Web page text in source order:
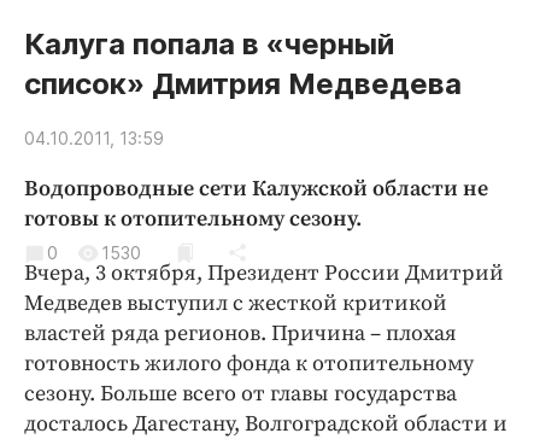
Новости компаний
Статьи
Народные новости
Благоустройство
Криминал
Культура
Недвижимость и ЖКХ
Образование
Общество
Погода
Калуга попала в «черный
список» Дмитрия Медведева
04.10.2011, 13:59
Водопроводные сети Калужской области не
готовы к отопительному сезону.
0 1530
Вчера, 3 октября, Президент России Дмитрий
Медведев выступил с жесткой критикой
властей ряда регионов. Причина – плохая
готовность жилого фонда к отопительному
сезону. Больше всего от главы государства
досталось Дагестану, Волгоградской области и